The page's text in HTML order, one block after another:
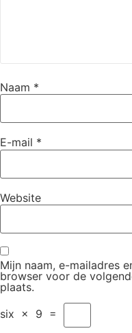
Naam *
E-mail *
Website
Mijn naam, e-mailadres
browser voor de
plaats.
six × 9 =